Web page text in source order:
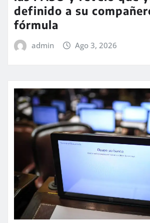
definido a su
fórmula
admin Ago 3, 2026